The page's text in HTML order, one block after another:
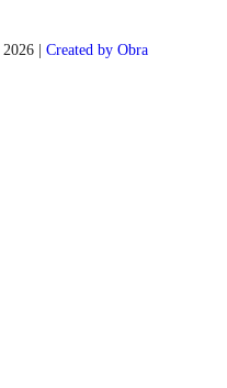
2026 | Created by Obra